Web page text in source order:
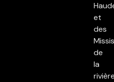
et
des
de
la